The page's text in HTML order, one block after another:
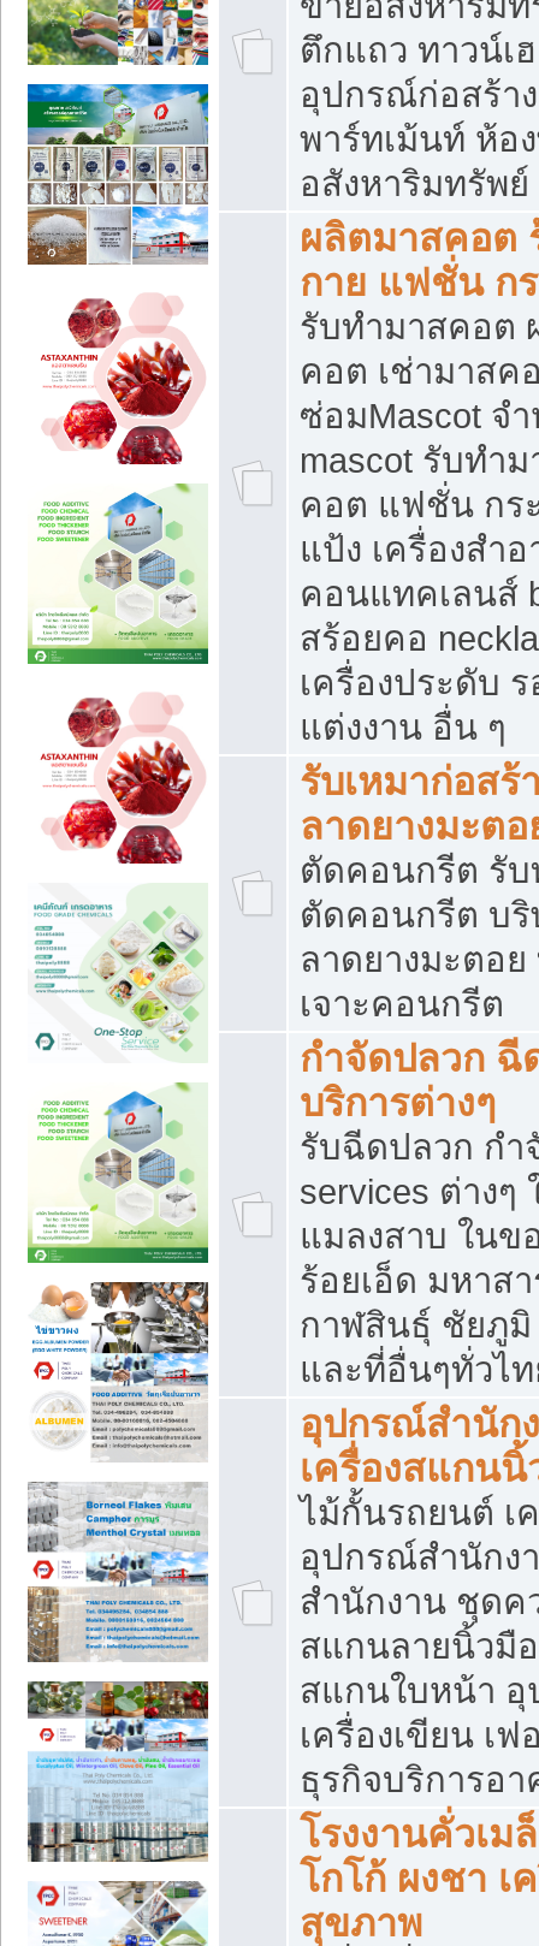
ตึกแถว ทาวน์เ
อุปกรณ์ก่อสร้า
พาร์ทเม้นท์ ห้อ
อสังหาริมทรัพ
ผลิตมาสคอต
กาย แฟชั่น กร
รับทำมาสคอต
คอต เช่ามาสค
ซ่อมMascot จ
mascot รับทำ
คอต แฟชั่น กระ
แป้ง เครื่องสำ
คอนแทคเลนส์
สร้อยคอ
เครื่องประดับ ร
แต่งงาน อื่น ๆ
รับเหมาก่อส
ลาดยางมะต
ตัดคอนกรีต รับ
ตัดคอนกรีต บริ
ลาดยางมะตอ
เจาะคอนกรีต
กำจัดปลวก ฉี
บริการต่างๆ
รับฉีดปลวก กำ
services ต่าง
แมลงสาบ ใน
ร้อยเอ็ด มหาส
กาฬสินธุ์ ชัยภู
และที่อื่นๆทั่วไ
อุปกรณ์สำนัก
เครื่องสแกนนิ้
ไม้กั้นรถยนต์ เ
อุปกรณ์สำนักง
สำนักงาน ชุดค
สแกนลายนิ้วมื
สแกนใบหน้า
เครื่องเขียน เ
ธุรกิจบริการอ
โรงงานคั่วเม
โกโก้ ผงชา เ
สุขภาพ